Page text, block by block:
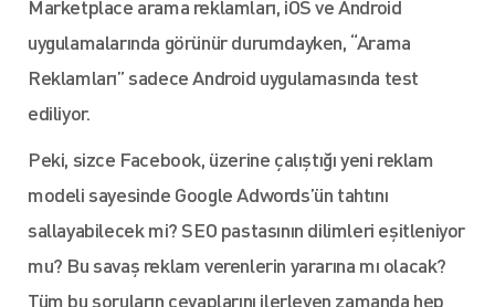
Marketplace arama reklamları, iOS ve Android
uygulamalarında görünür durumdayken, “Arama
Reklamları” sadece Android uygulamasında test
ediliyor.
Peki, sizce Facebook, üzerine çalıştığı yeni reklam
modeli sayesinde Google Adwords’ün tahtını
sallayabilecek mi? SEO pastasının dilimleri eşitleniyor
mu? Bu savaş reklam verenlerin yararına mı olacak?
Tüm bu soruların cevaplarını ilerleyen zamanda hep